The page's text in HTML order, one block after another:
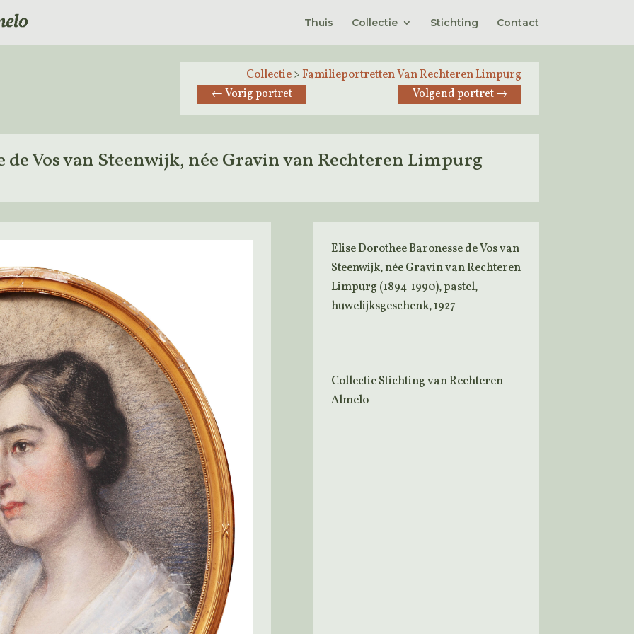
Thuis Collectie Stichting Contact
Collectie>Familieportretten Van Rechteren Limpurg
←Vorig portret Volgend portret→
de Vos van Steenwijk, née Gravin van Rechteren Limpurg
Elise Dorothee Baronesse de Vos van
Steenwijk, née Gravin van Rechteren
Limpurg (1894-1990), pastel,
huwelijksgeschenk, 1927
Collectie Stichting van Rechteren
Almelo